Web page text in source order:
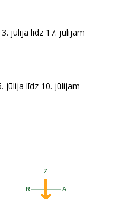
jūlija līdz 17. jūlijam
jūlija līdz 10. jūlijam